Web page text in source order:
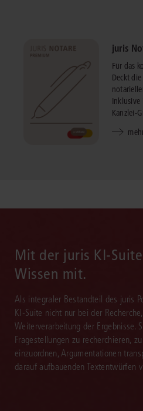
juris
Für das
Deckt
Inklusive
Kanzlei-
Mit der juris KI-
Wissen mit.
Als integraler Bestandteil des juris
KI-Suite nicht nur bei der
Weiterverarbeitung der Ergebnisse.
Fragestellungen zu recherchieren,
einzuordnen, Argumentationen
darauf aufbauenden Textentwürfen